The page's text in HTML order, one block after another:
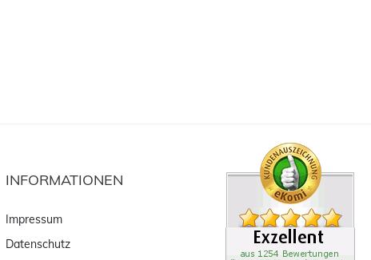
INFORMATIONEN
Impressum
Datenschutz